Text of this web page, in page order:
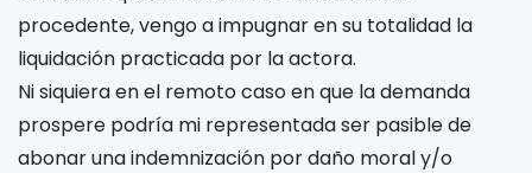
procedente, vengo a impugnar en su totalidad la
liquidación practicada por la actora.
Ni siquiera en el remoto caso en que la demanda
prospere podría mi representada ser pasible de
abonar una indemnización por daño moral y/o